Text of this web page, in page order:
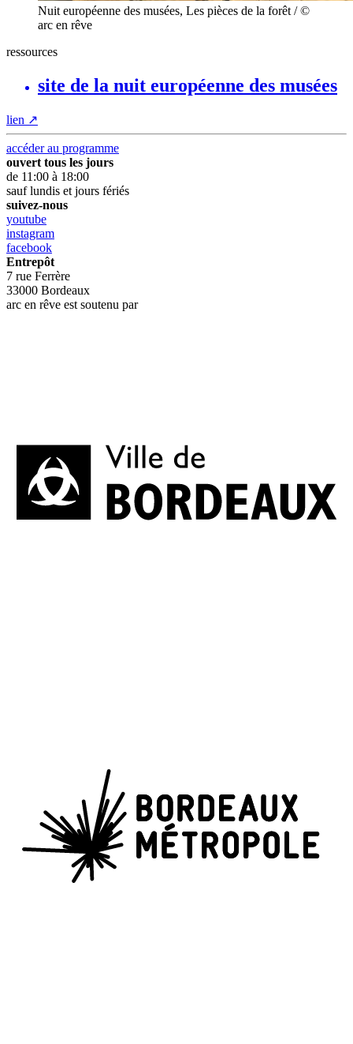
Nuit européenne des musées, Les pièces de la forêt / ©
arc en rêve
ressources
site de la nuit européenne des musées
lien ↗
accéder au programme
ouvert tous les jours
de 11:00 à 18:00
sauf lundis et jours fériés
suivez-nous
youtube
instagram
facebook
Entrepôt
7 rue Ferrère
33000 Bordeaux
arc en rêve est soutenu par